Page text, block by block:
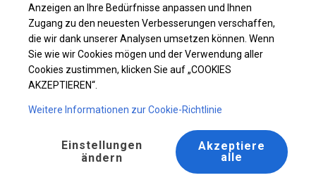
Anzeigen an Ihre Bedürfnisse anpassen und Ihnen
Zugang zu den neuesten Verbesserungen verschaffen,
die wir dank unserer Analysen umsetzen können. Wenn
Sie wie wir Cookies mögen und der Verwendung aller
Cookies zustimmen, klicken Sie auf „COOKIES
AKZEPTIEREN“.
Weitere Informationen zur Cookie-Richtlinie
Einstellungen
ändern
Akzeptiere
alle